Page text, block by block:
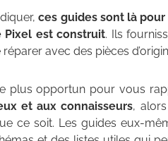
ces guides sont là
est construit. Ils
avec des pièces
plus opportun pour vous
et aux connaisseurs,
ce soit. Les guides eux-